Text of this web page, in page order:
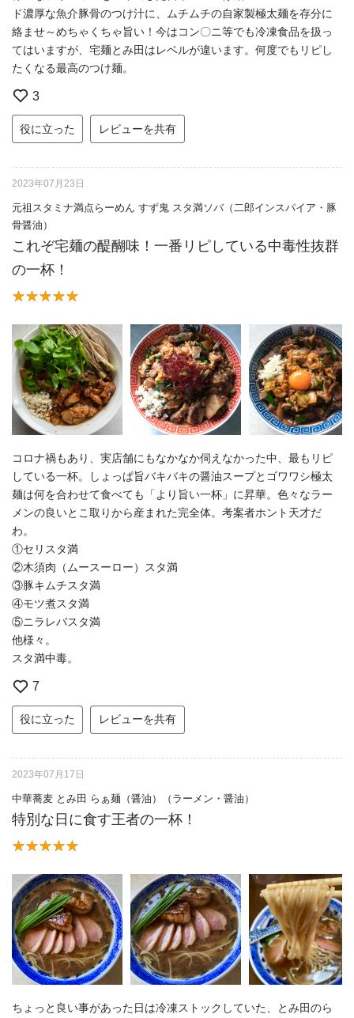
ド濃厚な魚介豚骨のつけ汁に、ムチムチの自家製極太麺を存分に
絡ませ～めちゃくちゃ旨い！今はコン〇ニ等でも冷凍食品を扱っ
てはいますが、宅麺とみ田はレベルが違います。何度でもリピし
たくなる最高のつけ麺。
3
役に立った レビューを共有
2023年07月23日
元祖スタミナ満点らーめん すず鬼 スタ満ソバ（二郎インスパイア・豚
骨醤油）
これぞ宅麺の醍醐味！一番リピしている中毒性抜群
の一杯！
コロナ禍もあり、実店舗にもなかなか伺えなかった中、最もリピ
している一杯。しょっぱ旨バキバキの醤油スープとゴワワシ極太
麺は何を合わせて食べても「より旨い一杯」に昇華。色々なラー
メンの良いとこ取りから産まれた完全体。考案者ホント天才だ
わ。
①セリスタ満
②木須肉（ムースーロー）スタ満
③豚キムチスタ満
④モツ煮スタ満
⑤ニラレバスタ満
他様々。
スタ満中毒。
7
役に立った レビューを共有
2023年07月17日
中華蕎麦 とみ田 らぁ麺（醤油）（ラーメン・醤油）
特別な日に食す王者の一杯！
ちょっと良い事があった日は冷凍ストックしていた、とみ田のら